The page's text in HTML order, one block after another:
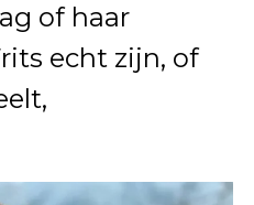
of haar
echt zijn, of